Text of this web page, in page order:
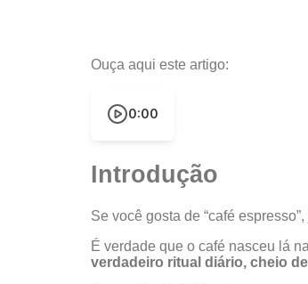
Ouça aqui este artigo:
0:00
Introdução
Se você gosta de “café
É verdade que o café nasceu lá
verdadeiro ritual diário, cheio